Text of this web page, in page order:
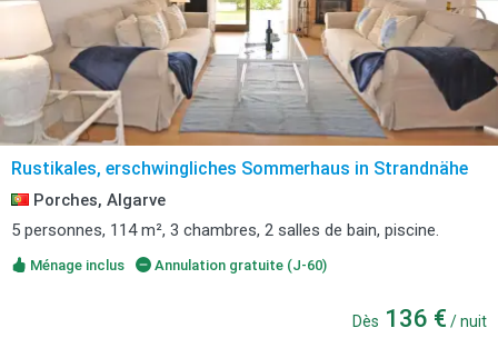
Rustikales, erschwingliches Sommerhaus in Strandnähe
Porches, Algarve
5 personnes, 114 m², 3 chambres, 2 salles de bain, piscine.
Ménage inclus Annulation gratuite (J-60)
Dès 136 € / nuit